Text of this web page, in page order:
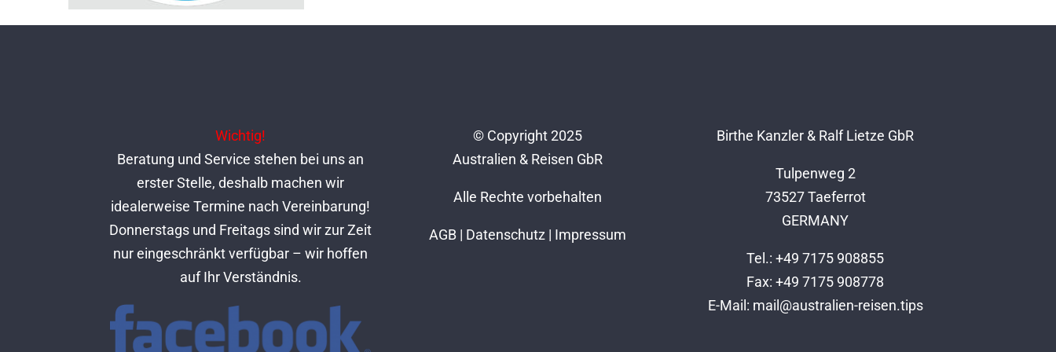
Wichtig!
Beratung und Service stehen bei uns an
erster Stelle, deshalb machen wir
idealerweise Termine nach Vereinbarung!
Donnerstags und Freitags sind wir zur Zeit
nur eingeschränkt verfügbar – wir hoffen
auf Ihr Verständnis.
© Copyright 2025
Australien & Reisen GbR
Alle Rechte vorbehalten
AGB | Datenschutz | Impressum
Birthe Kanzler & Ralf Lietze GbR
Tulpenweg 2
73527 Taeferrot
GERMANY
Tel.: +49 7175 908855
Fax: +49 7175 908778
E-Mail: mail@australien-reisen.tips